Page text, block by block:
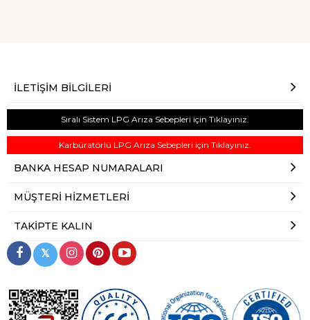
İLETIŞIM BILGILERI
Sıralı Sistem LPG Arıza Sebepleri için Tıklayınız.
Karbüratörlü LPG Arıza Sebepleri için Tıklayınız.
BANKA HESAP NUMARALARI
MÜŞTERI HIZMETLERI
TAKIPTE KALIN
𝕏